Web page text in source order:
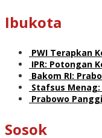
Ibukota
PWI Terapkan
IPR: Potongan
Bakom RI:
Stafsus
Prabowo
Sosok